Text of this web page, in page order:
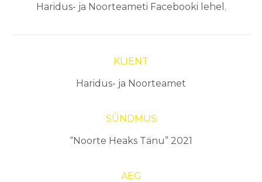
Haridus- ja Noorteameti Facebooki lehel.
KLIENT
Haridus- ja Noorteamet
SÜNDMUS
“Noorte Heaks Tänu” 2021
AEG